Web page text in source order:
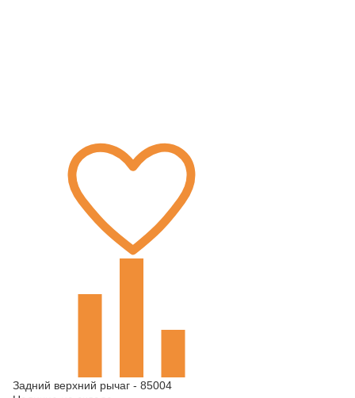
Задний верхний рычаг - 85004